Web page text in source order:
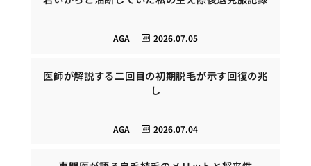
2026.07.05
AGA
医師が解説する二回目の初期脱毛が示す回復の兆
し
2026.07.04
AGA